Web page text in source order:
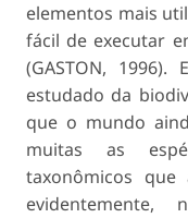
elementos mais
fácil de executar
(GASTON,
estudado da
que o mundo
muitas as
taxonômicos